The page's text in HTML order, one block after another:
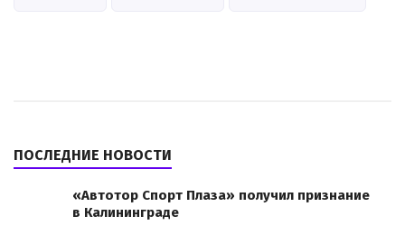
ПОСЛЕДНИЕ НОВОСТИ
«Автотор Спорт Плаза» получил признание
в Калининграде